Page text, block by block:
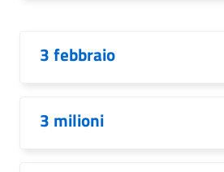
3 febbraio
3 milioni